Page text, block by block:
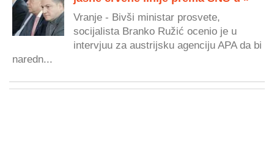
Vranje - Bivši ministar prosvete,
socijalista Branko Ružić ocenio je u
intervjuu za austrijsku agenciju APA da bi
naredn...